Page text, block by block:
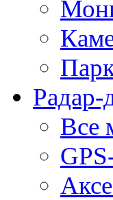
Радар-
Все